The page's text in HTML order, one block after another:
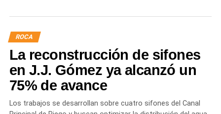
ROCA
La reconstrucción de sifones
en J.J. Gómez ya alcanzó un
75% de avance
Los trabajos se desarrollan sobre cuatro sifones del Canal